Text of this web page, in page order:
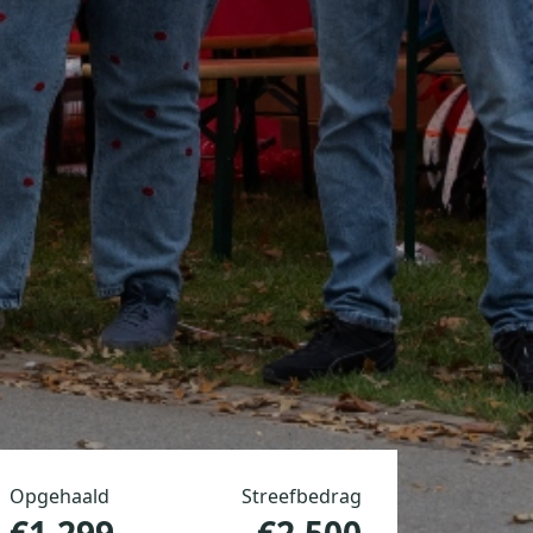
Opgehaald Streefbedrag